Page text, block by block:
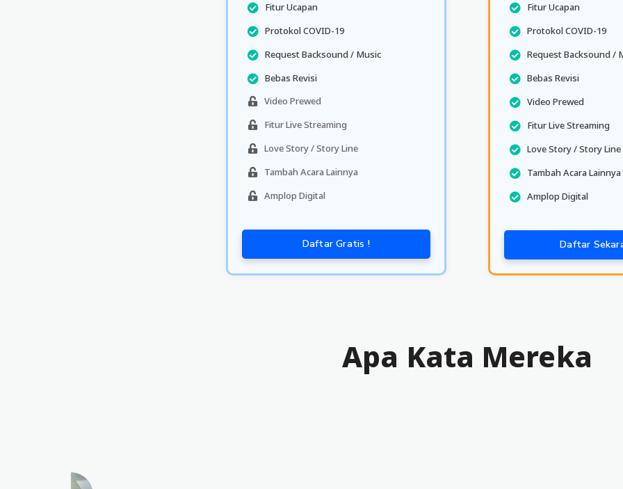
Fitur Ucapan
Protokol COVID-19
Request Backsound / Music
Bebas Revisi
Video Prewed
Fitur Live Streaming
Love Story / Story Line
Tambah Acara Lainnya
Amplop Digital
Daftar Gratis !
Fitur Ucapan
Protokol COVID-19
Request Backsound /
Bebas Revisi
Video Prewed
Fitur Live Streaming
Love Story / Story Line
Tambah Acara Lainnya
Amplop Digital
Daftar
Apa Kata Mereka